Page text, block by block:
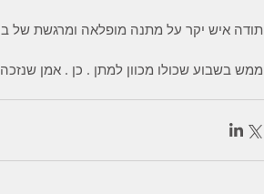
תודה איש יקר על מתנה מופלאה ומרגשת של
ממש בשבוע שכולו מכוון למתן . כן . אמן